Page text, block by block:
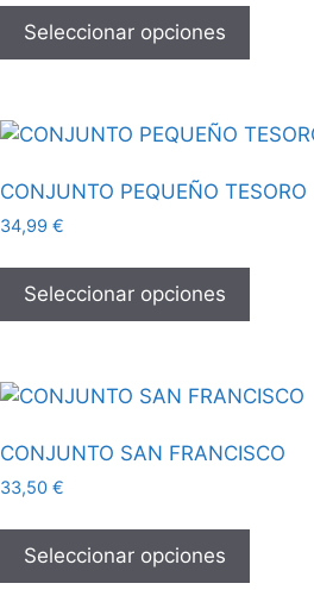
Seleccionar opciones
CONJUNTO PEQUEÑO TESORO
34,99 €
Seleccionar opciones
CONJUNTO SAN FRANCISCO
33,50 €
Seleccionar opciones